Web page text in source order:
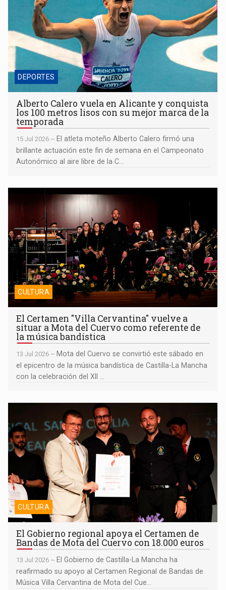
DEPORTES
Alberto Calero vuela en Alicante y conquista
los 100 metros lisos con su mejor marca de la
temporada
15 Jul 2026 ~ El atleta moteño Alberto Calero firmó una
brillante actuación este fin de semana en el Campeonato
Autonómico al aire libre de la C...
El Certamen "Villa Cervantina" vuelve a situar a Mota del Cuervo
como referente de la música bandística
CULTURA
El Certamen "Villa Cervantina" vuelve a
situar a Mota del Cuervo como referente de
la música bandística
13 Jul 2026 ~ Mota del Cuervo se convirtió este sábado en
el epicentro de la música bandística de Castilla-La Mancha
con la celebración del XII ...
El Gobierno regional apoya el Certamen de Bandas de Mota del
Cuervo con 18.000 euros
CULTURA
El Gobierno regional apoya el Certamen de
Bandas de Mota del Cuervo con 18.000 euros
13 Jul 2026 ~ El Gobierno de Castilla-La Mancha ha
reafirmado su apoyo al Certamen Regional de Bandas de
Música Villa Cervantina de Mota del Cue...